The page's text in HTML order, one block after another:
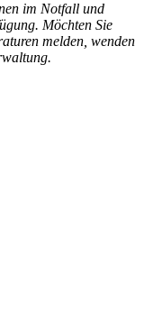
im Notfall und
Möchten Sie
melden, wenden